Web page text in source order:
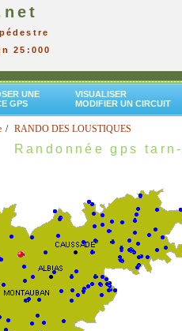
25:000
UNE
GPS
VISUALISER
MODIFIER UN CIRCUIT
RANDO DES LOUSTIQUES
Randonnée gps